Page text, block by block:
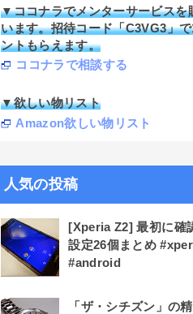
▼ココナラでメンターサービスを
います。招待コード「C3VG3」
ントもらえます。
ココナラで相談する
▼欲しい物リスト
Amazon欲しい物リスト
人気の投稿
[Xperia Z2] 最初に確
設定26個まとめ
#android
「ザ・シチズン」の